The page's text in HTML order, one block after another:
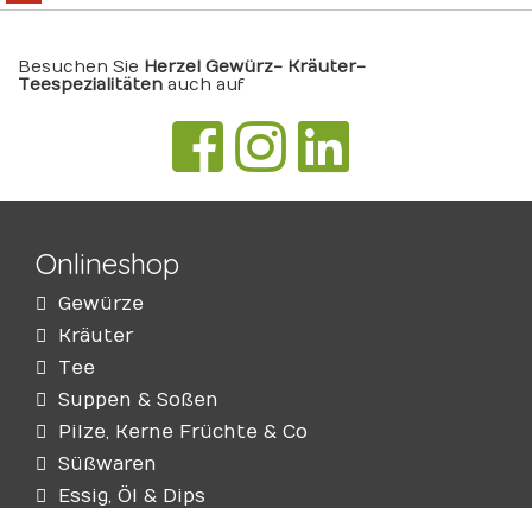
Besuchen Sie Herzel Gewürz- Kräuter-
Teespezialitäten auch auf
Onlineshop
Gewürze
Kräuter
Tee
Suppen & Soßen
Pilze, Kerne Früchte & Co
Süßwaren
Essig, Öl & Dips